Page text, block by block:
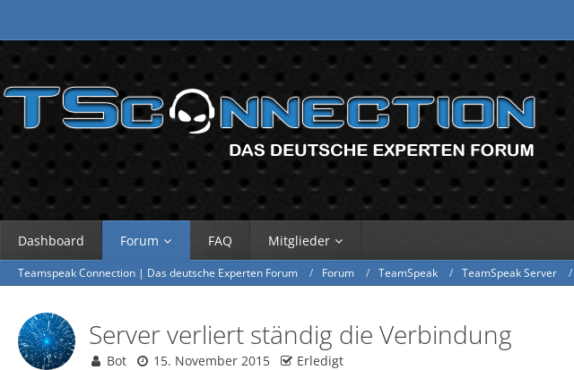
Dashboard Forum FAQ Mitglieder
Teamspeak Connection | Das deutsche Experten Forum Forum TeamSpeak TeamSpeak Server
Server verliert ständig die Verbindung
Bot 15. November 2015 Erledigt